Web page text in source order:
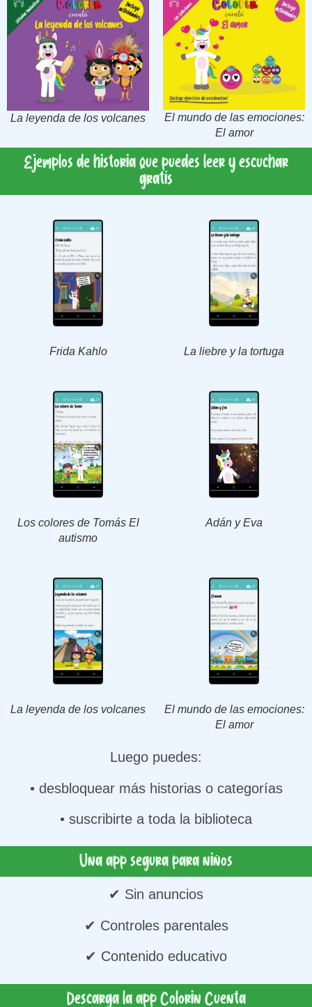
La leyenda de los volcanes
El mundo de las emociones:
El amor
Ejemplos de historia que puedes leer y escuchar
gratís
Frida Kahlo La liebre y la tortuga
Los colores de Tomás El
autismo
Adán y Eva
La leyenda de los volcanes
El mundo de las emociones:
El amor
Luego puedes:
• desbloquear más historias o categorías
• suscribirte a toda la biblioteca
Una app segura para niños
✔ Sin anuncios
✔ Controles parentales
✔ Contenido educativo
Descarga la app Colorin Cuenta